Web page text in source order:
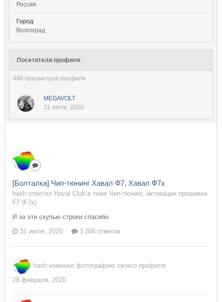
Россия
Город
Волгоград
Посетители профиля
486 просмотров профиля
MEGAVOLT
31 июля, 2020
[Болталка] Чип-тюнинг Хавал Ф7, Хавал Ф7х
hash ответил Haval Club в теме Чип-тюнинг, активации прошивки
F7 (F7x)
И за эти скупые строки спасибо.
31 июля, 2020
3 266 ответов
hash изменил фотографию своего профиля
28 февраля, 2020